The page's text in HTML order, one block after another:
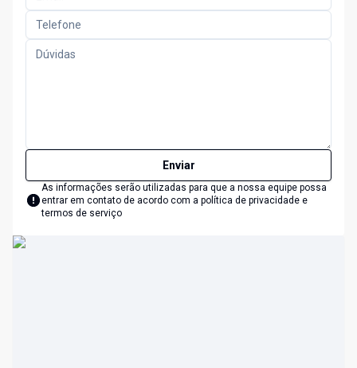
Enviar
As informações serão utilizadas para que a nossa equipe possa
entrar em contato de acordo com a política de privacidade e
termos de serviço